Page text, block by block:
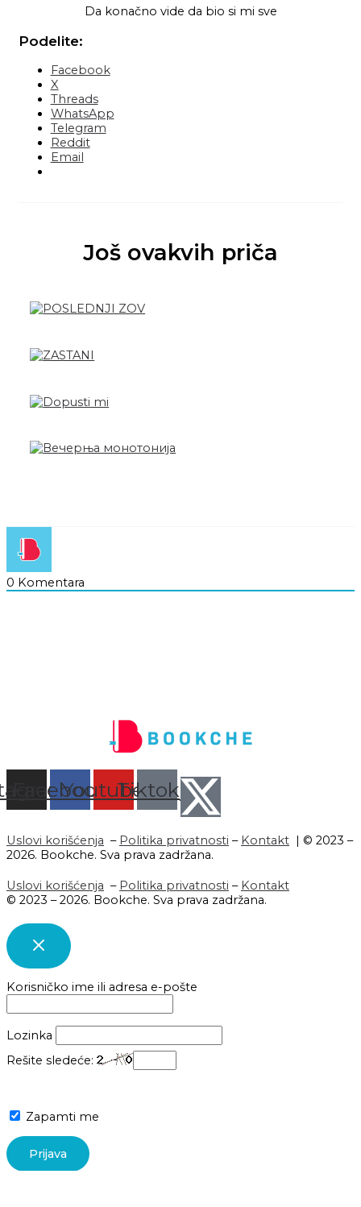
Da konačno vide da bio si mi sve
Podelite:
Facebook
X
Threads
WhatsApp
Telegram
Reddit
Email
Još ovakvih priča
0 Komentara
Facebook
YoutubeTiktok
Uslovi korišćenja – Politika privatnosti – Kontakt | © 2023 –
2026. Bookche. Sva prava zadržana.
Uslovi korišćenja – Politika privatnosti – Kontakt
© 2023 – 2026. Bookche. Sva prava zadržana.
Korisničko ime ili adresa e-pošte
Lozinka
Rešite sledeće:
Zapamti me